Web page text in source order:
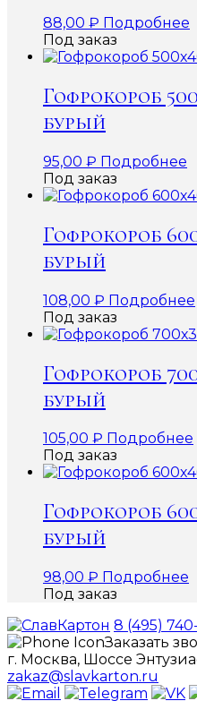
88,00 ₽ Подробнее
Под заказ
Гофрокороб
бурый
95,00 ₽ Подробнее
Под заказ
Гофрокороб
бурый
108,00 ₽ Подробнее
Под заказ
Гофрокороб
бурый
105,00 ₽ Подробнее
Под заказ
Гофрокороб
бурый
98,00 ₽ Подробнее
Под заказ
8 (495)
Заказать
г. Москва, Шоссе
zakaz@slavkarton.ru